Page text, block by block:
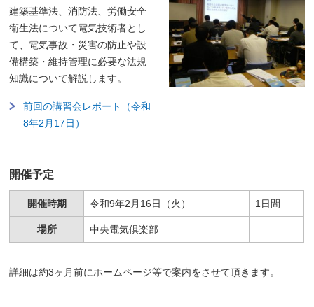
建築基準法、消防法、労働安全
衛生法について電気技術者とし
て、電気事故・災害の防止や設
備構築・維持管理に必要な法規
知識について解説します。
前回の講習会レポート（令和
8年2月17日）
開催予定
開催時期 令和9年2月16日（火） 1日間
場所 中央電気倶楽部
詳細は約3ヶ月前にホームページ等で案内をさせて頂きます。